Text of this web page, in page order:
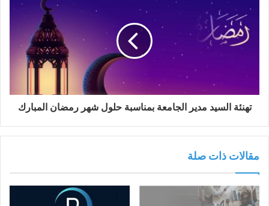
تهنئة السيد مدير الجامعة بمناسبة حلول شهر رمضان المبارك
مقالات ذات صلة